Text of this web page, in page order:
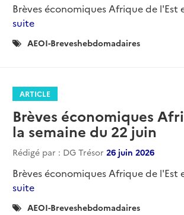
Brèves économiques Afrique de
suite
Catégories
AEOI-Breveshebdomadaires
ARTICLE
Brèves économiques
la semaine du 22 juin
Rédigé par : DG Trésor 26 juin 2026
Brèves économiques Afrique de
suite
Catégories
AEOI-Breveshebdomadaires